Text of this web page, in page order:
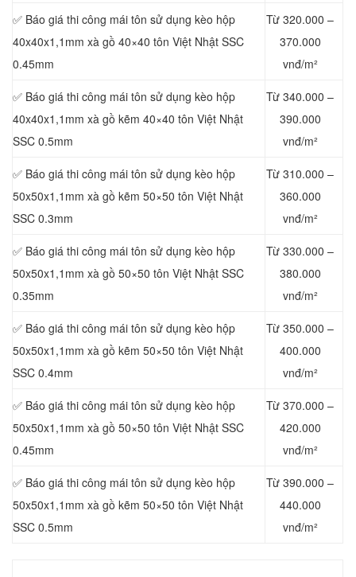
✅ Báo giá thi công mái tôn sử dụng kèo hộp
40x40x1,1mm xà gồ 40×40 tôn Việt Nhật SSC
0.45mm
Từ 320.000 –
370.000
vnđ/m²
✅ Báo giá thi công mái tôn sử dụng kèo hộp
40x40x1,1mm xà gồ kẽm 40×40 tôn Việt Nhật
SSC 0.5mm
Từ 340.000 –
390.000
vnđ/m²
✅ Báo giá thi công mái tôn sử dụng kèo hộp
50x50x1,1mm xà gồ kẽm 50×50 tôn Việt Nhật
SSC 0.3mm
Từ 310.000 –
360.000
vnđ/m²
✅ Báo giá thi công mái tôn sử dụng kèo hộp
50x50x1,1mm xà gồ 50×50 tôn Việt Nhật SSC
0.35mm
Từ 330.000 –
380.000
vnđ/m²
✅ Báo giá thi công mái tôn sử dụng kèo hộp
50x50x1,1mm xà gồ kẽm 50×50 tôn Việt Nhật
SSC 0.4mm
Từ 350.000 –
400.000
vnđ/m²
✅ Báo giá thi công mái tôn sử dụng kèo hộp
50x50x1,1mm xà gồ 50×50 tôn Việt Nhật SSC
0.45mm
Từ 370.000 –
420.000
vnđ/m²
✅ Báo giá thi công mái tôn sử dụng kèo hộp
50x50x1,1mm xà gồ kẽm 50×50 tôn Việt Nhật
SSC 0.5mm
Từ 390.000 –
440.000
vnđ/m²